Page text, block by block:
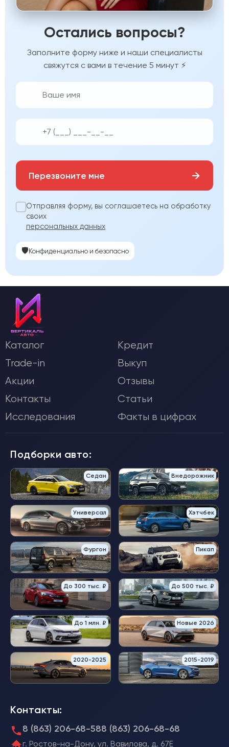
Остались вопросы?
Заполните форму ниже и наши специалисты
свяжутся с вами в течение 5 минут ⚡
Перезвоните мне →
Отправляя форму, вы соглашаетесь на обработку
своих
персональных данных
🛡️Конфиденциально и безопасно
Каталог
Кредит
Trade-in
Выкуп
Акции
Отзывы
Контакты
Статьи
Исследования
Факты в цифрах
Подборки авто:
Седан Внедорожник
Универсал Хэтчбек
Фургон Пикап
До 300 тыс. ₽ До 500 тыс. ₽
До 1 млн. ₽ Новые 2026
2020-2025 2015-2019
Контакты:
8 (863) 206-68-588 (863) 206-68-68
г. Ростов-на-Дону, ул. Вавилова, д. 67Е